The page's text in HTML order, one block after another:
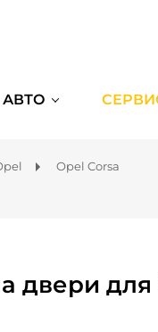
Opel Corsa
двери для